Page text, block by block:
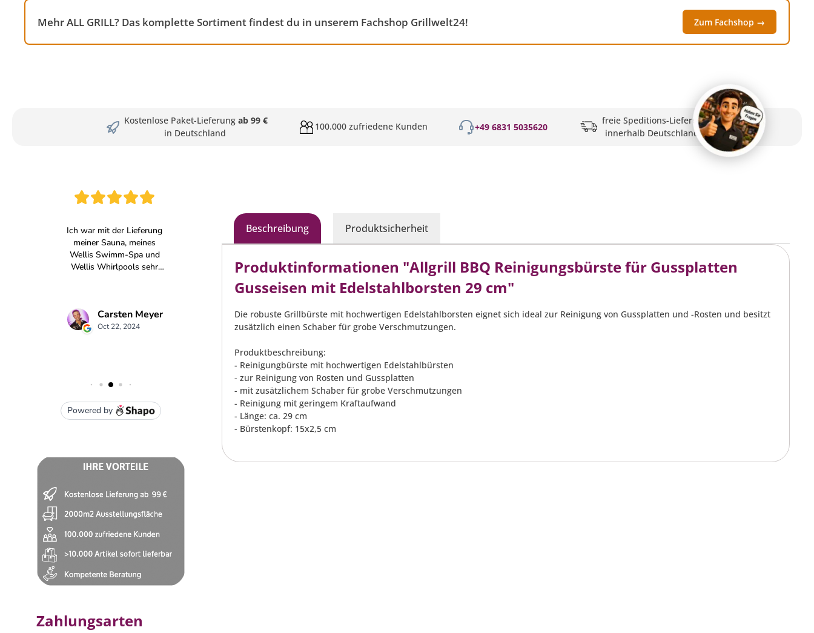
Mehr ALL GRILL? Das komplette Sortiment findest du in unserem Fachshop Grillwelt24! Zum Fachshop →
Kostenlose Paket-Lieferung ab 99 €
in Deutschland
100.000 zufriedene Kunden +49 6831 5035620
freie Speditions-Lieferung
innerhalb Deutschlands
Zahlungsarten
Beschreibung Produktsicherheit
Produktinformationen "Allgrill BBQ Reinigungsbürste für Gussplatten
Gusseisen mit Edelstahlborsten 29 cm"
Die robuste Grillbürste mit hochwertigen Edelstahlborsten eignet sich ideal zur Reinigung von Gussplatten und -Rosten und besitzt
zusätzlich einen Schaber für grobe Verschmutzungen.
Produktbeschreibung:
- Reinigungbürste mit hochwertigen Edelstahlbürsten
- zur Reinigung von Rosten und Gussplatten
- mit zusätzlichem Schaber für grobe Verschmutzungen
- Reinigung mit geringem Kraftaufwand
- Länge: ca. 29 cm
- Bürstenkopf: 15x2,5 cm